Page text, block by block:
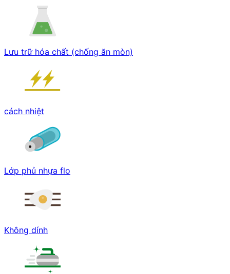
Lưu trữ hóa chất (chống ăn mòn)
cách nhiệt
Lớp phủ nhựa flo
Không dính